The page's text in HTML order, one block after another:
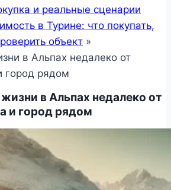
и реальные сценарии
в Турине: что покупать,
объект »
в Альпах недалеко от
город рядом
в Альпах недалеко от
и город рядом